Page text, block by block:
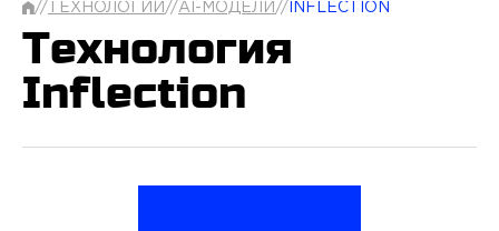
// ТЕХНОЛОГИИ //AI-МОДЕЛИ // INFLECTION
ГЛАВНАЯ
Технология
Inflection